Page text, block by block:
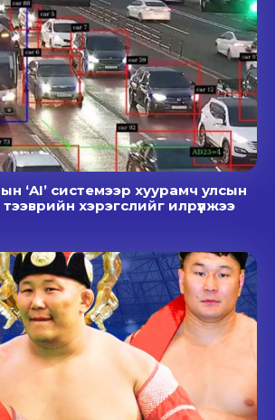
‘AI’ системээр хуурамч улсын
хэрэгслийг илрүүлжээ